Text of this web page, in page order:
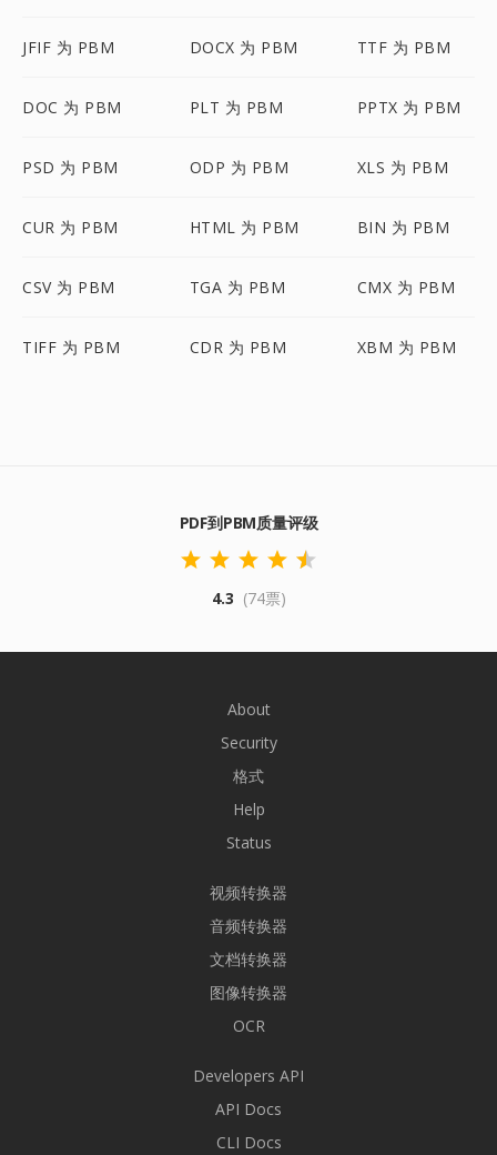
JFIF 为 PBM DOCX 为 PBM TTF 为 PBM
DOC 为 PBM PLT 为 PBM PPTX 为 PBM
PSD 为 PBM ODP 为 PBM XLS 为 PBM
CUR 为 PBM HTML 为 PBM BIN 为 PBM
CSV 为 PBM TGA 为 PBM CMX 为 PBM
TIFF 为 PBM CDR 为 PBM XBM 为 PBM
PDF到PBM质量评级
4.3 (74票)
About
Security
格式
Help
Status
视频转换器
音频转换器
文档转换器
图像转换器
OCR
Developers API
API Docs
CLI Docs